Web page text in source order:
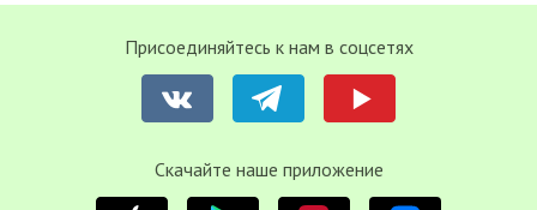
Присоединяйтесь к нам в соцсетях
Cкачайте наше приложение